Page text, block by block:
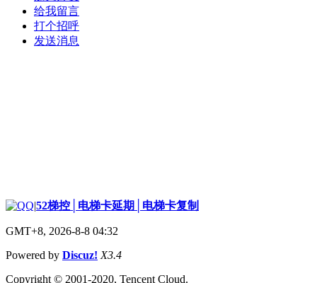
给我留言
打个招呼
发送消息
|52梯控│电梯卡延期│电梯卡复制
GMT+8, 2026-8-8 04:32
Powered by Discuz! X3.4
Copyright © 2001-2020, Tencent Cloud.